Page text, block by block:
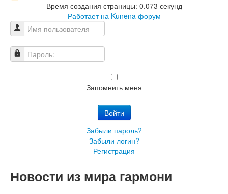
Время создания страницы: 0.073 секунд
Работает на Kunena форум
Имя пользователя
Пароль:
Запомнить меня
Войти
Забыли пароль?
Забыли логин?
Регистрация
Новости из мира гармони